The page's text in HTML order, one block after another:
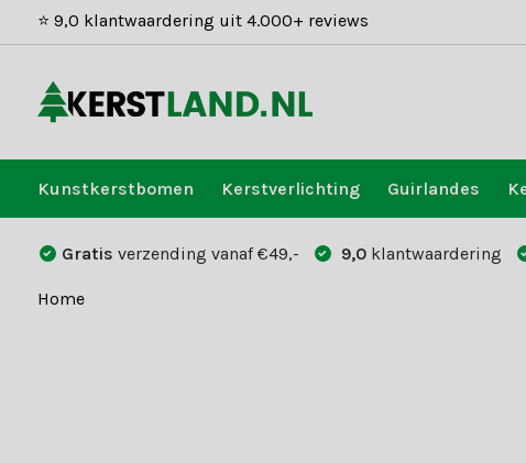
⭐ 9,0 klantwaardering uit 4.000+ reviews
Kunstkerstbomen Kerstverlichting Guirlandes
Gratis verzending vanaf €49,- 9,0 klantwaardering
Home